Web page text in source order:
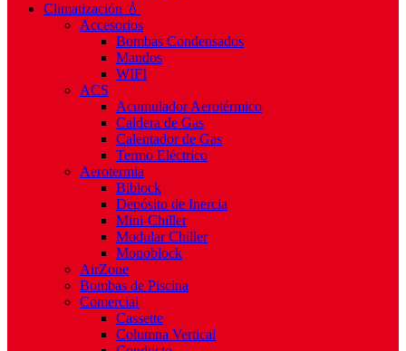
Climatización 💧
Accesorios
Bombas Condensados
Mandos
WIFI
ACS
Acumulador Aerotérmico
Caldera de Gas
Calentador de Gas
Termo Eléctrico
Aerotermia
Biblock
Depósito de Inercia
Mini-Chiller
Modular Chiller
Monoblock
AirZone
Bombas de Piscina
Comercial
Cassette
Columna Vertical